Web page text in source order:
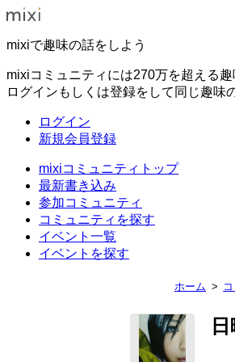
mixiで趣味の話をしよう
mixiコミュニティには270万を超える
ログインもしくは登録をして同じ趣味
ログイン
新規会員登録
mixiコミュニティトップ
最新書き込み
参加コミュニティ
コミュニティを探す
イベント一覧
イベントを探す
ホーム